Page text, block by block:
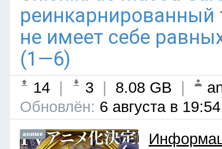
не имеет себе
(1—6)
14 3 8.08 GB
Обновлён: 6 августа в 19:54
аниме